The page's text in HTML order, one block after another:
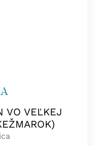
VO VEĽKEJ